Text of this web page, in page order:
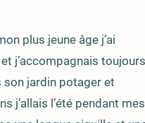
plus jeune âge j’ai
j’accompagnais toujours
son jardin potager et
j’allais l’été pendant mes